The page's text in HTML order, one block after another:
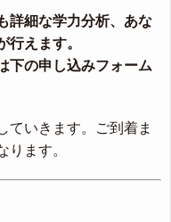
詳細な学力分析、あな
行えます。
下の申し込みフォーム
ていきます。ご到着ま
ります。